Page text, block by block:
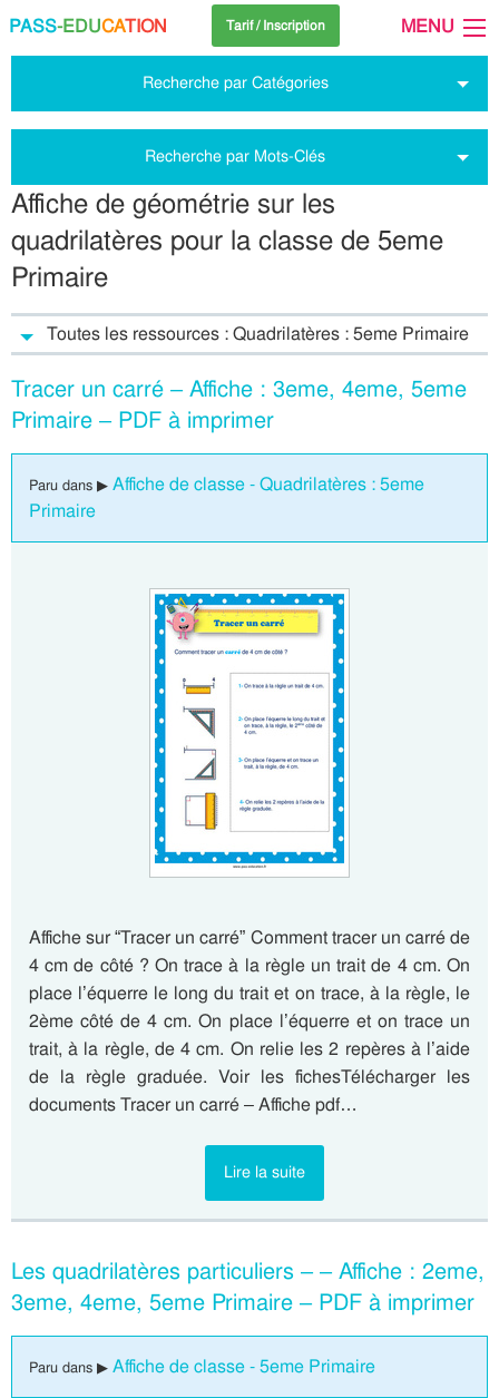
PASS-EDUCATION Tarif / Inscription MENU
Recherche par Catégories
Recherche par Mots-Clés
Affiche de géométrie sur les
quadrilatères pour la classe de 5eme
Primaire
Toutes les ressources : Quadrilatères : 5eme Primaire
Tracer un carré – Affiche : 3eme, 4eme, 5eme
Primaire – PDF à imprimer
Paru dans ▶ Affiche de classe - Quadrilatères : 5eme
Primaire
Affiche sur “Tracer un carré” Comment tracer un carré de
4 cm de côté ? On trace à la règle un trait de 4 cm. On
place l’équerre le long du trait et on trace, à la règle, le
2ème côté de 4 cm. On place l’équerre et on trace un
trait, à la règle, de 4 cm. On relie les 2 repères à l’aide
de la règle graduée. Voir les fichesTélécharger les
documents Tracer un carré – Affiche pdf…
Lire la suite
Les quadrilatères particuliers – – Affiche : 2eme,
3eme, 4eme, 5eme Primaire – PDF à imprimer
Paru dans ▶ Affiche de classe - 5eme Primaire